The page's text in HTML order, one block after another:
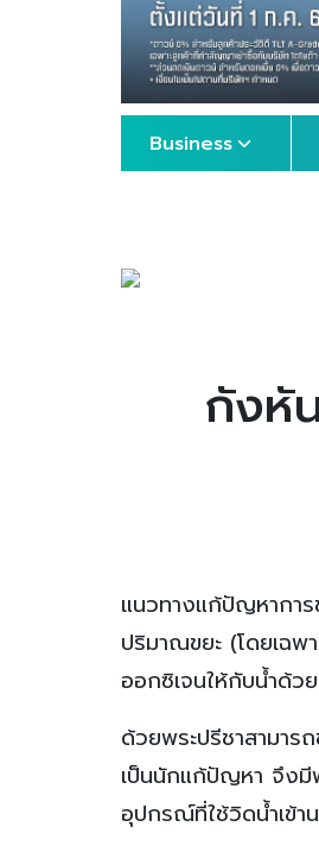
Business
กังหั
แนวทางแก้ปัญหาการ
ปริมาณขยะ (โดยเฉพ
ออกซิเจนให้กับน้ำด้
ด้วยพระปรีชาสามาร
เป็นนักแก้ปัญหา จึงมี
อุปกรณ์ที่ใช้วิดน้ำเข้